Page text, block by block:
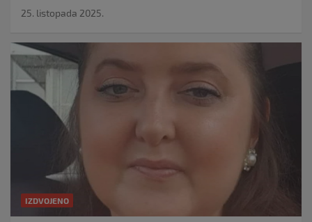
25. listopada 2025.
IZDVOJENO